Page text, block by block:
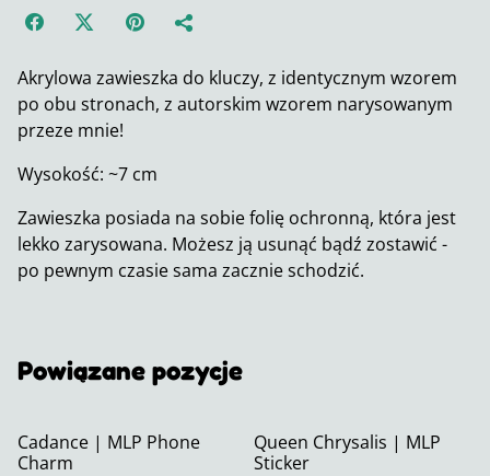
Akrylowa zawieszka do kluczy, z identycznym wzorem
po obu stronach, z autorskim wzorem narysowanym
przeze mnie!
Wysokość: ~7 cm
Zawieszka posiada na sobie folię ochronną, która jest
lekko zarysowana. Możesz ją usunąć bądź zostawić -
po pewnym czasie sama zacznie schodzić.
Powiązane pozycje
Cadance | MLP Phone
Charm
Queen Chrysalis | MLP
Sticker